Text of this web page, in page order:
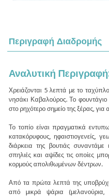
Περιγραφή Διαδρομής
Αναλυτική
Χρειάζονται 5 λεπτά με το
νησάκι Καβαλούρος. Το φουντάγιο
στο ρηχότερο σημείο της ξέρας,
Το τοπίο είναι πραγματικά
κατακόρυφους, ηφαιστιογενείς,
διάρκεια της βουτιάς
σπηλιές και αψίδες τις οποίες
κορμούς απολιθωμένων δέντρων.
Από τα πρώτα λεπτά της
από μικρά ψάρια